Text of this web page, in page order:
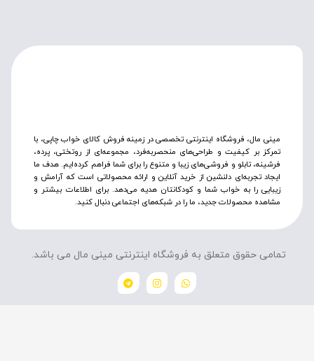
مینی مال، فروشگاه اینترنتی تخصصی در زمینه فروش کالای خواب چاپی، با
تمرکز بر کیفیت و طراحی‌های منحصربه‌فرد، مجموعه‌ای از روتختی‌، پرده،
فرشینه، تابلو و فروشی‌های زیبا و متنوع را برای شما فراهم کرده‌ایم. هدف ما
ایجاد تجربه‌ای دلنشین از خرید آنلاین و ارائه محصولاتی است که آرامش و
زیبایی را به خواب شما و کودکانتان هدیه می‌دهد. برای اطلاعات بیشتر و
مشاهده محصولات جدید، ما را در شبکه‌های اجتماعی دنبال کنید.
تمامی حقوق متعلق به فروشگاه اینترنتی مینی مال می باشد.